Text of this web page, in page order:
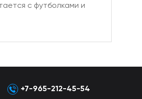
с футболками и
+7-965-212-45-54